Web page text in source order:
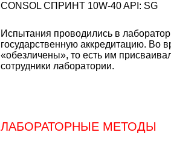
CONSOL СПРИНТ 10W-40 API: SG
Испытания проводились в
государственную аккредитацию. Во
«обезличены», то есть им
сотрудники лаборатории.
ЛАБОРАТОРНЫЕ МЕТОДЫ